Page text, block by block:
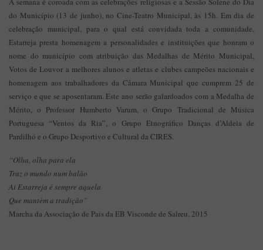
do Município (13 de junho), no Cine-Teatro Municipal, às 15h. Em dia de
celebração municipal, para o qual está convidada toda a comunidade,
Estarreja presta homenagem a personalidades e instituições que honram o
nome do município com atribuição das Medalhas de Mérito Municipal,
Votos de Louvor a melhores alunos e atletas e clubes campeões nacionais e
homenagem aos trabalhadores da Câmara Municipal que cumprem 25 de
serviço e que se aposentaram. Este ano serão galardoados com a Medalha de
Mérito, o Professor Humberto Varum, o Grupo Tradicional de Música
Portuguesa “Ventos da Ria”, o Grupo Etnográfico Danças d’Aldeia de
Pardilhó e o Grupo Desportivo e Cultural da CIRES.
“Olha, olha para ela
Traz o mundo num balão
Ai Estarreja é sempre aquela
Que mantém a tradição”
Marcha da Associação de Pais da EB Visconde de Salreu, 2015